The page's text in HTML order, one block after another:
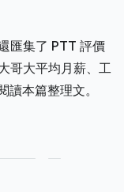
匯集了 PTT 評價
哥大平均月薪、工
本篇整理文。